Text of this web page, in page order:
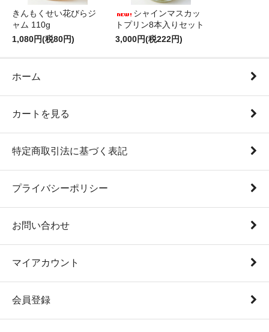
きんもくせい花びらジ
ャム 110g
1,080円(税80円)
シャインマスカッ
トプリン8本入りセット
3,000円(税222円)
ホーム
カートを見る
特定商取引法に基づく表記
プライバシーポリシー
お問い合わせ
マイアカウント
会員登録